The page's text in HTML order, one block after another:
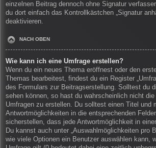
einzelnen Beitrag dennoch ohne Signatur
du dort einfach das Kontrollkästchen „Signatur
deaktivieren.
NACH OBEN
Wie kann ich eine Umfrage erstellen?
Wenn du ein neues Thema eröffnest oder den
Themas bearbeitest, findest du ein Register
des Formulars zur Beitragserstellung. Solltest du
sehen können, so hast du wahrscheinlich nicht die
Umfragen zu erstellen. Du solltest einen Titel und
Antwortmöglichkeiten in die entsprechenden
sicherstellen, dass jede Antwortmöglichkeit in
Du kannst auch unter „Auswahlmöglichkeiten pro
wie viele Optionen ein Benutzer auswählen kann,